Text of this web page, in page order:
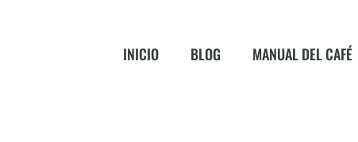
INICIO BLOG MANUAL DEL CAFÉ